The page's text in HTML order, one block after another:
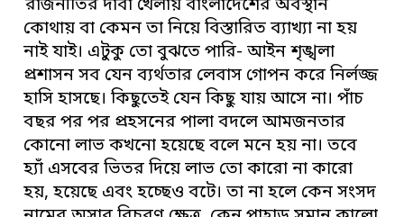
রাজনীতির দাবা খেলায় বাংলাদেশের অবস্থান
কোথায় বা কেমন তা নিয়ে বিস্তারিত ব্যাখ্যা না হয়
নাই যাই। এটুকু তো বুঝতে পারি- আইন শৃঙ্খলা
প্রশাসন সব যেন ব্যর্থতার লেবাস গোপন করে নির্লজ্জ
হাসি হাসছে। কিছুতেই যেন কিছু যায় আসে না। পাঁচ
বছর পর পর প্রহসনের পালা বদলে আমজনতার
কোনো লাভ কখনো হয়েছে বলে মনে হয় না। তবে
হ্যাঁ এসবের ভিতর দিয়ে লাভ তো কারো না কারো
হয়, হয়েছে এবং হচ্ছেও বটে। তা না হলে কেন সংসদ